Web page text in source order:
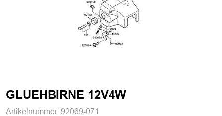
GLUEHBIRNE 12V4W
Artikelnummer: 92069-071